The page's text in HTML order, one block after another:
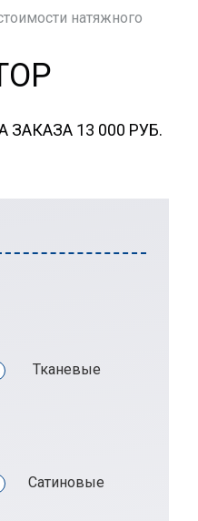
натяжного
13 000 РУБ.
Тканевые
Сатиновые